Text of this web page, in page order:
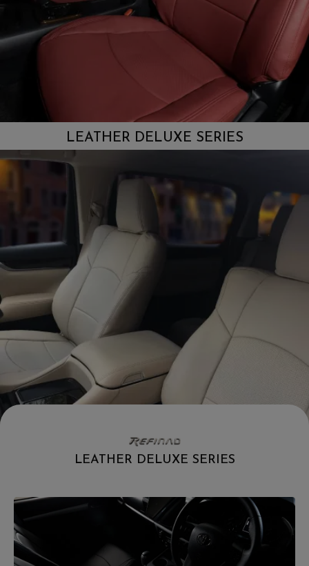
LEATHER DELUXE SERIES
LEATHER DELUXE SERIES